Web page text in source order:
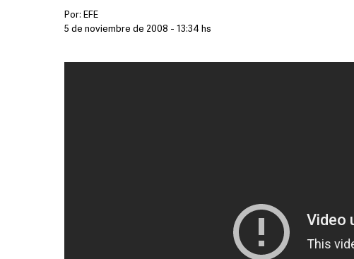
Por: EFE
5 de noviembre de 2008 - 13:34 hs